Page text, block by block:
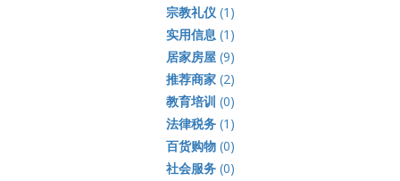
宗教礼仪(1)
实用信息(1)
居家房屋(9)
推荐商家(2)
教育培训 (0)
法律税务(1)
百货购物(0)
社会服务(0)